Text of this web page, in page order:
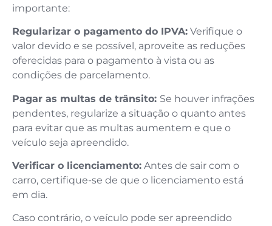
importante:
Regularizar o pagamento do IPVA: Verifique o
valor devido e se possível, aproveite as reduções
oferecidas para o pagamento à vista ou as
condições de parcelamento.
Pagar as multas de trânsito: Se houver infrações
pendentes, regularize a situação o quanto antes
para evitar que as multas aumentem e que o
veículo seja apreendido.
Verificar o licenciamento: Antes de sair com o
carro, certifique-se de que o licenciamento está
em dia.
Caso contrário, o veículo pode ser apreendido